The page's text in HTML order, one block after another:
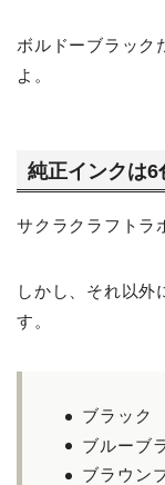
ボルドーブラック
よ。
純正インクは6
サクラクラフトラ
しかし、それ以外
す。
ブラック
ブルーブ
ブラウン